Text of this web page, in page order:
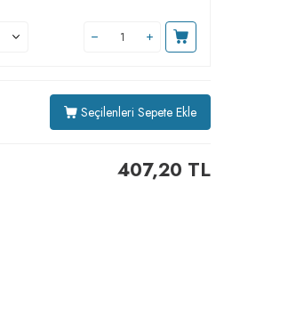
Seçilenleri Sepete Ekle
407,20 TL